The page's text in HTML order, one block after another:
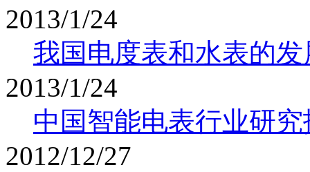
2013/1/24
我国电度表和水表的
2013/1/24
中国智能电表行业研
2012/12/27